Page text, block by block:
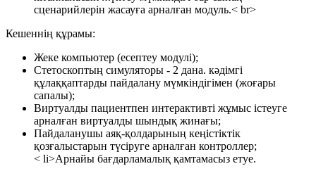
сценарийлерін жасауға арналған модуль.< br>
Кешеннің құрамы:
Жеке компьютер (есептеу модулі);
Стетоскоптың симуляторы - 2 дана. кәдімгі
құлаққаптарды пайдалану мүмкіндігімен (жоғары
сапалы);
Виртуалды пациентпен интерактивті жұмыс істеуге
арналған виртуалды шындық жинағы;
Пайдаланушы аяқ-қолдарының кеңістіктік
қозғалыстарын түсіруге арналған контроллер;
< li>Арнайы бағдарламалық қамтамасыз етуe.